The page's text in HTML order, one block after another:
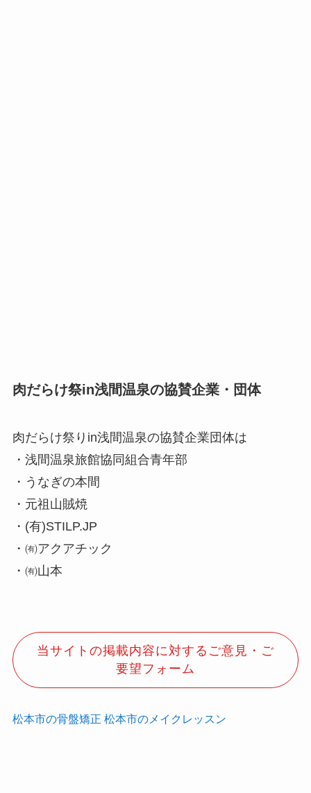
肉だらけ祭in浅間温泉の協賛企業・団体
肉だらけ祭りin浅間温泉の協賛企業団体は
・浅間温泉旅館協同組合青年部
・うなぎの本間
・元祖山賊焼
・(有)STILP.JP
・㈲アクアチック
・㈲山本
当サイトの掲載内容に対するご意見・ご
要望フォーム
松本市の骨盤矯正 松本市のメイクレッスン